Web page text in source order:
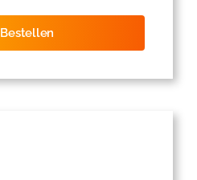
Bestellen